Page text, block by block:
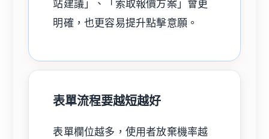
站建議」、「索取報價方案」會更
明確，也更容易提升點擊意願。
表單流程要越短越好
表單欄位越多，使用者放棄機率越